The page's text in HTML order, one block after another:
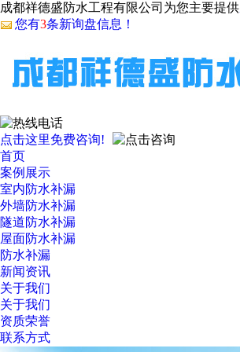
成都祥德盛防水工程有限公司为您主要提供
您有3条新询盘信息！
点击这里免费咨询!
首页
案例展示
室内防水补漏
外墙防水补漏
隧道防水补漏
屋面防水补漏
防水补漏
新闻资讯
关于我们
关于我们
资质荣誉
联系方式